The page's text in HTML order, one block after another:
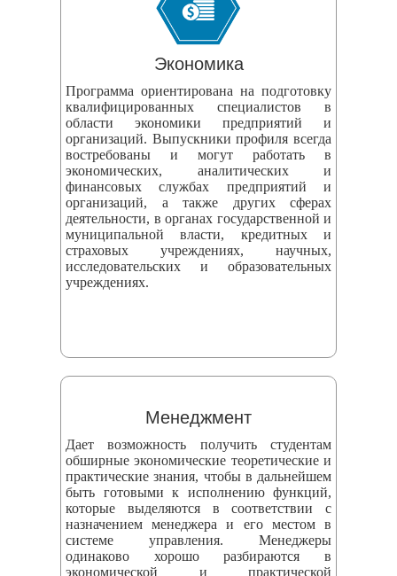
Экономика
Программа ориентирована на подготовку
квалифицированных специалистов в
области экономики предприятий и
организаций. Выпускники профиля всегда
востребованы и могут работать в
экономических, аналитических и
финансовых службах предприятий и
организаций, а также других сферах
деятельности, в органах государственной и
муниципальной власти, кредитных и
страховых учреждениях, научных,
исследовательских и образовательных
учреждениях.
Менеджмент
Дает возможность получить студентам
обширные экономические теоретические и
практические знания, чтобы в дальнейшем
быть готовыми к исполнению функций,
которые выделяются в соответствии с
назначением менеджера и его местом в
системе управления. Менеджеры
одинаково хорошо разбираются в
экономической и практической